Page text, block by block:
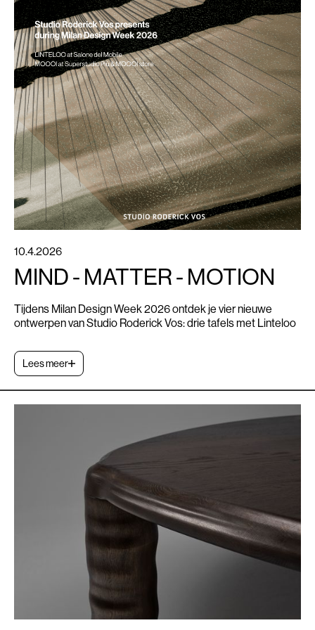
10.4.2026
MIND - MATTER - MOTION
Tijdens Milan Design Week 2026 ontdek je vier nieuwe
ontwerpen van Studio Roderick Vos: drie tafels met Linteloo
Lees meer